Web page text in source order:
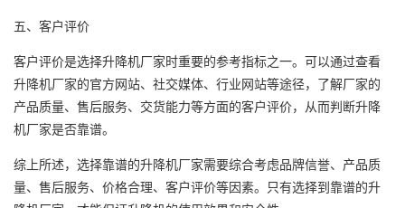
五、客户评价
客户评价是选择升降机厂家时重要的参考指标之一。可以通过查看
升降机厂家的官方网站、社交媒体、行业网站等途径，了解厂家的
产品质量、售后服务、交货能力等方面的客户评价，从而判断升降
机厂家是否靠谱。
综上所述，选择靠谱的升降机厂家需要综合考虑品牌信誉、产品质
量、售后服务、价格合理、客户评价等因素。只有选择到靠谱的升